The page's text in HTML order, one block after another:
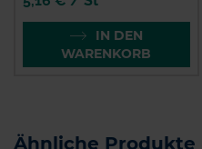
IN DEN
WARENKORB
Ähnliche Produkte